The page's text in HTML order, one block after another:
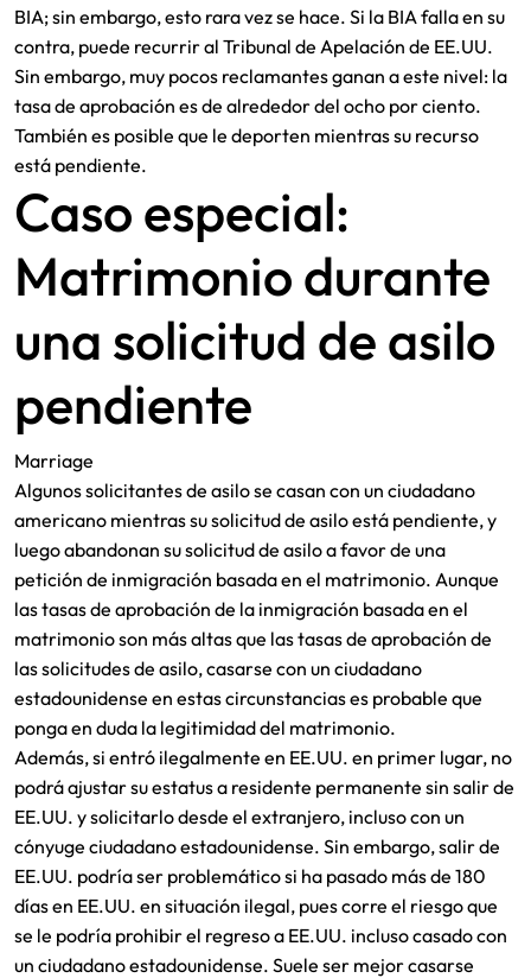
BIA; sin embargo, esto rara vez se hace. Si la BIA falla en su
contra, puede recurrir al Tribunal de Apelación de EE.UU.
Sin embargo, muy pocos reclamantes ganan a este nivel: la
tasa de aprobación es de alrededor del ocho por ciento.
También es posible que le deporten mientras su recurso
está pendiente.
Caso especial:
Matrimonio durante
una solicitud de asilo
pendiente
Marriage
Algunos solicitantes de asilo se casan con un ciudadano
americano mientras su solicitud de asilo está pendiente, y
luego abandonan su solicitud de asilo a favor de una
petición de inmigración basada en el matrimonio. Aunque
las tasas de aprobación de la inmigración basada en el
matrimonio son más altas que las tasas de aprobación de
las solicitudes de asilo, casarse con un ciudadano
estadounidense en estas circunstancias es probable que
ponga en duda la legitimidad del matrimonio.
Además, si entró ilegalmente en EE.UU. en primer lugar, no
podrá ajustar su estatus a residente permanente sin salir de
EE.UU. y solicitarlo desde el extranjero, incluso con un
cónyuge ciudadano estadounidense. Sin embargo, salir de
EE.UU. podría ser problemático si ha pasado más de 180
días en EE.UU. en situación ilegal, pues corre el riesgo que
se le podría prohibir el regreso a EE.UU. incluso casado con
un ciudadano estadounidense. Suele ser mejor casarse